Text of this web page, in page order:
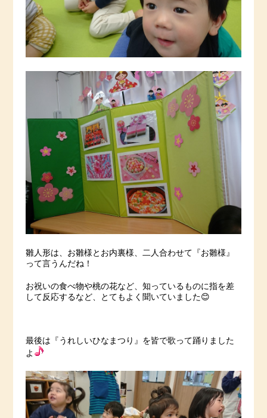
雛人形は、お雛様とお内裏様、二人合わせて『お雛様』
って言うんだね！
お祝いの食べ物や桃の花など、知っているものに指を差
して反応するなど、とてもよく聞いていました😊
最後は『うれしいひなまつり』を皆で歌って踊りました
よ